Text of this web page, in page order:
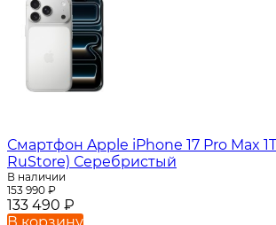
Смартфон Apple iPhone 17 Pro Max 1Tb
RuStore) Серебристый
В наличии
153 990 ₽
133 490 ₽